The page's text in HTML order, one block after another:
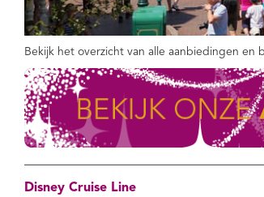
Bekijk het overzicht van alle aanbiedingen en
Disney Cruise Line